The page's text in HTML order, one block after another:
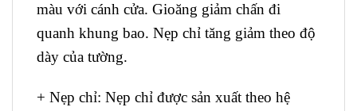
màu với cánh cửa. Gioăng giảm chấn đi
quanh khung bao. Nẹp chỉ tăng giảm theo độ
dày của tường.
+ Nẹp chỉ: Nẹp chỉ được sản xuất theo hệ